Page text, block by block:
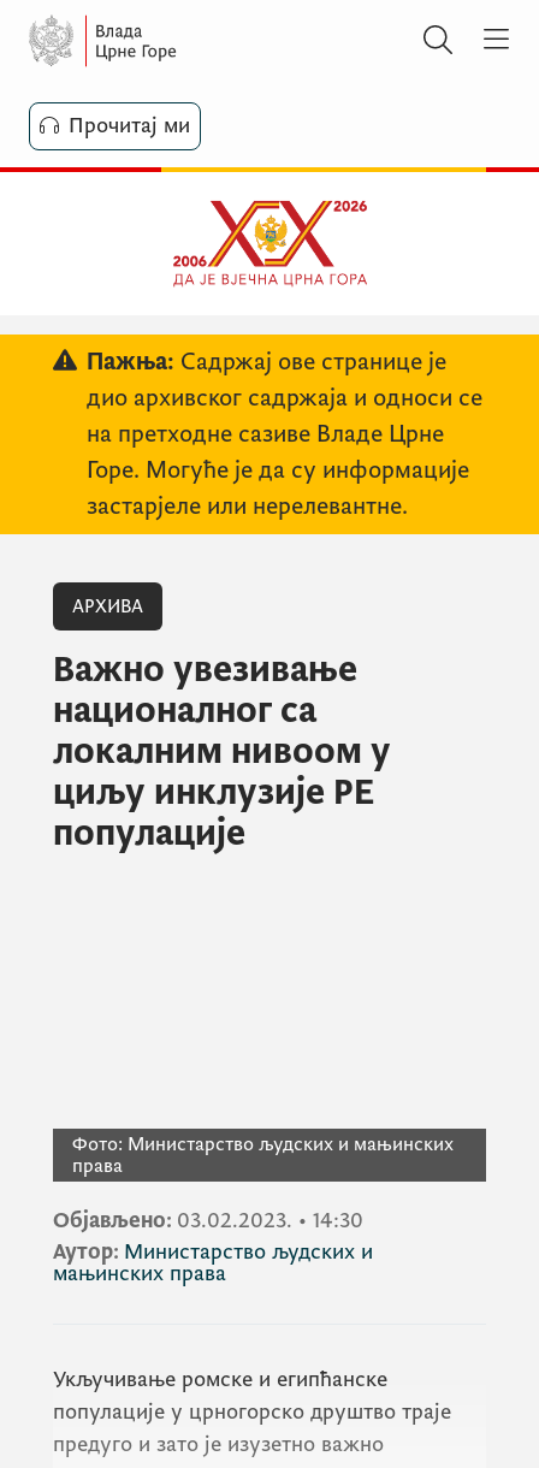
Прочитај ми
Пажња: Садржај ове странице је
дио архивског садржаја и односи се
на претходне сазиве Владе Црне
Горе. Могуће је да су информације
застарјеле или нерелевантне.
АРХИВА
Важно увезивање
националног са
локалним нивоом у
циљу инклузије РЕ
популације
Фото: Министарство људских и мањинских
права
Објављено: 03.02.2023. • 14:30
Аутор: Министарство људских и
мањинских права
Укључивање ромске и египћанске
популације у црногорско друштво траје
предуго и зато је изузетно важно